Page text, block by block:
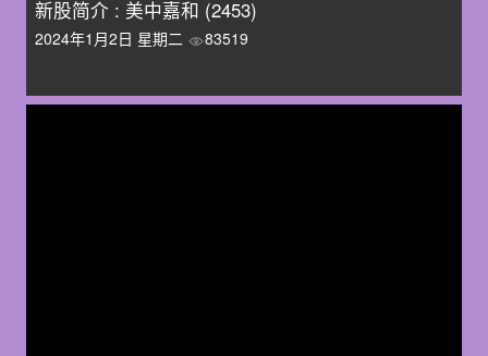
新股简介 : 美中嘉和 (2453)
2024年1月2日 星期二 83519